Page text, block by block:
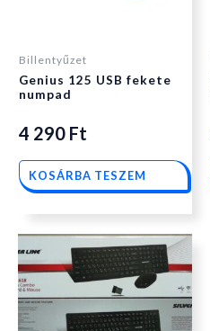
Billentyűzet
Genius 125 USB fekete
numpad
4 290 Ft
KOSÁRBA TESZEM